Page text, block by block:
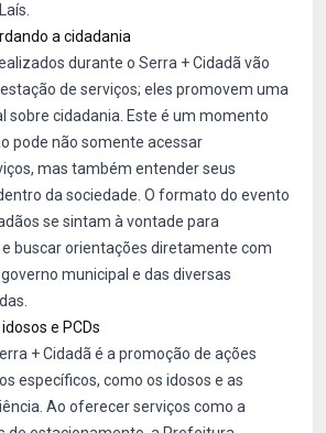
a cidadania
durante o Serra + Cidadã vão
de serviços; eles promovem uma
sobre cidadania. Este é um momento
pode não somente acessar
mas também entender seus
da sociedade. O formato do evento
se sintam à vontade para
buscar orientações diretamente com
municipal e das diversas
e PCDs
+ Cidadã é a promoção de ações
específicos, como os idosos e as
Ao oferecer serviços como a